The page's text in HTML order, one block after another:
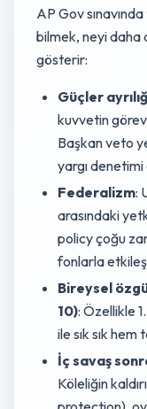
AP Gov
bilmek, neyi daha
gösterir:
Güçler
kuvvetin
Başkan veto
yargı
Federalizm:
arasındaki
policy çoğu
fonlarla
Bireysel
10): Özellikle
ile sık sık
İç savaş
Köleliğin